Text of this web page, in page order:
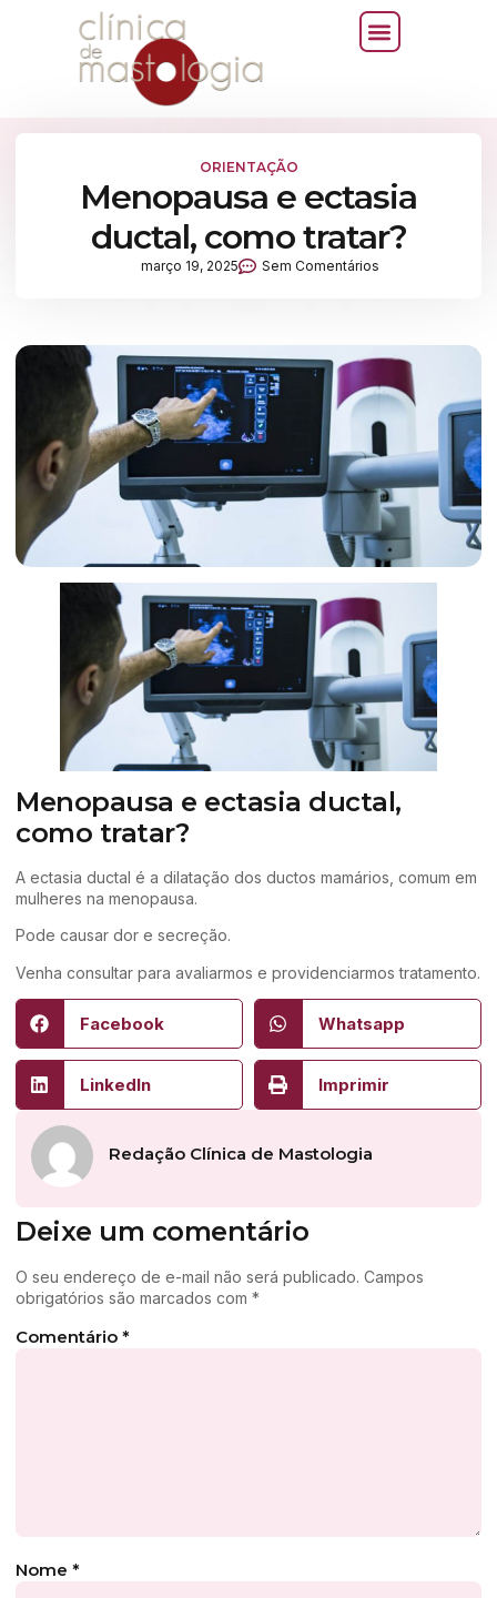
ORIENTAÇÃO
Menopausa e ectasia
ductal, como tratar?
março 19, 2025 Sem Comentários
Menopausa e ectasia ductal,
como tratar?
A ectasia ductal é a dilatação dos ductos mamários, comum em
mulheres na menopausa.
Pode causar dor e secreção.
Venha consultar para avaliarmos e providenciarmos tratamento.
Facebook Whatsapp
LinkedIn Imprimir
Redação Clínica de Mastologia
Deixe um comentário
O seu endereço de e-mail não será publicado. Campos
obrigatórios são marcados com *
Comentário *
Nome *